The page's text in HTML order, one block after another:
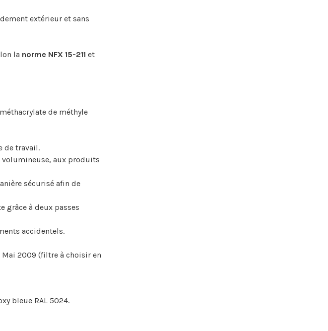
extérieur et sans
la norme NFX 15-211 et
de méthyle
de travail.
volumineuse, aux produits
sécurisé afin de
à deux passes
accidentels.
Mai 2009 (filtre à choisir en
bleue RAL 5024.